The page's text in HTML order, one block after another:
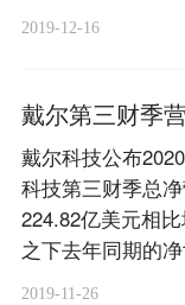
2019-12-16
戴尔第三财季
戴尔科技公布
科技第三财季总
224.82亿美元相
之下去年同期的
2019-11-26